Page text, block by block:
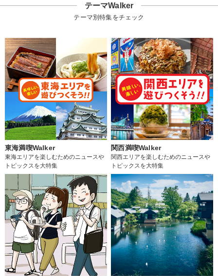
テーマWalker
テーマ別特集をチェック
東海満喫Walker
東海エリアを楽しむためのニュースや
トピックスを大特集
関西満喫Walker
関西エリアを楽しむためのニュースや
トピックスを大特集